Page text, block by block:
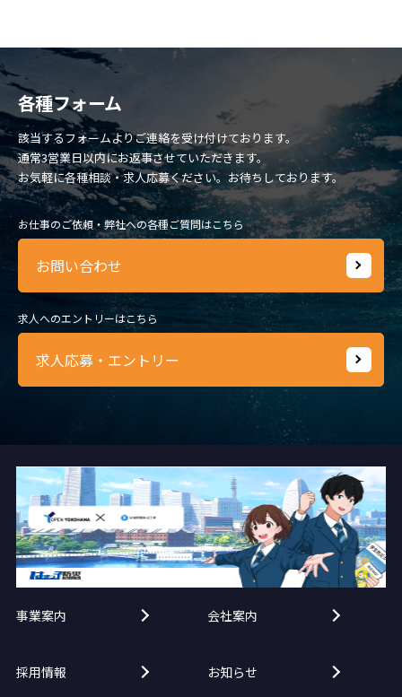
各種フォーム
該当するフォームよりご連絡を受け付けております。
通常3営業日以内にお返事させていただきます。
お気軽に各種相談・求人応募ください。お待ちしております。
お仕事のご依頼・弊社への各種ご質問はこちら
お問い合わせ
求人へのエントリーはこちら
求人応募・エントリー
事業案内 会社案内
採用情報 お知らせ